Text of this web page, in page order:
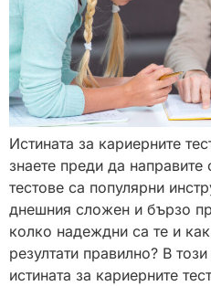
Истината за кариерните
знаете преди да
тестове са популярни
днешния сложен и бързо
колко надеждни са те и
резултати правилно? В
истината за кариерните